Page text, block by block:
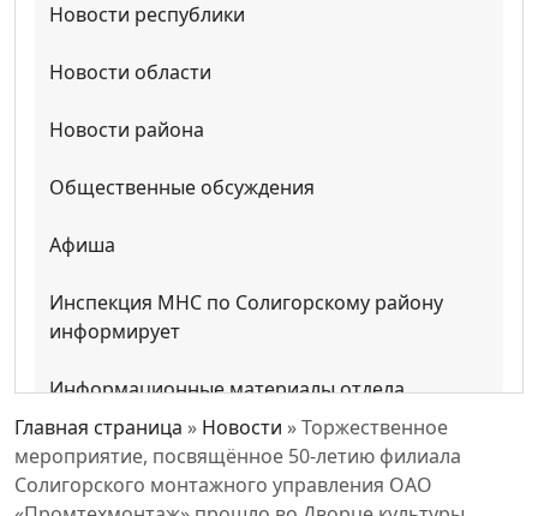
Главная страница » Новости »Торжественное
мероприятие, посвящённое 50-летию филиала
Солигорского монтажного управления ОАО
Новости республики
Новости области
Новости района
Общественные обсуждения
Афиша
Инспекция МНС по Солигорскому району
информирует
Информационные материалы отдела
внутренних дел Солигорского
райисполкома
Информационные материалы прокуратуры